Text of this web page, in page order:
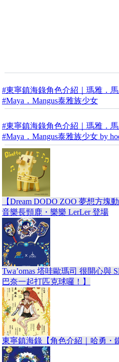
#東寧鎮海錄角色介紹｜瑪雅．
#Maya．Mangus泰雅族少女
#東寧鎮海錄角色介紹｜瑪雅．馬
#Maya．Mangus泰雅族少女 by
【Dream DODO ZOO 夢想方塊
音樂長頸鹿・樂樂 LerLer 登場
Twa’omas 塔哇歐瑪司 很開心與
巴奈一起打匹克球囉！】
東寧鎮海錄【角色介紹｜哈勇・